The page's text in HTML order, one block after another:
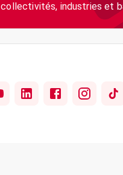
collectivités, industries et